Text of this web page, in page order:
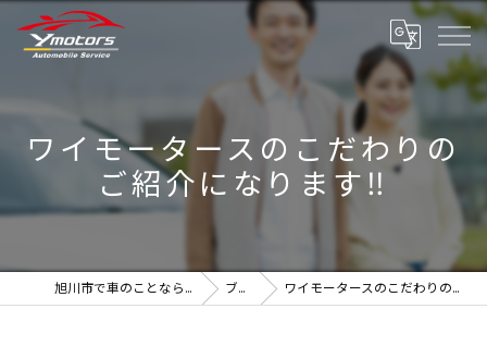
ワイモータースのこだわりの
ご紹介になります‼️
旭川市で車のことなら実績のYmotors ブログ ワイモータースのこだわりのご紹介になります‼️